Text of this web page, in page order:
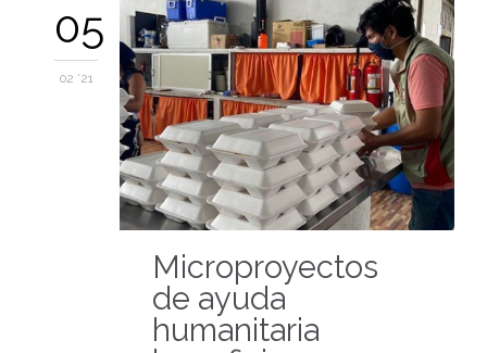
05
02 '21
Microproyectos
de ayuda
humanitaria